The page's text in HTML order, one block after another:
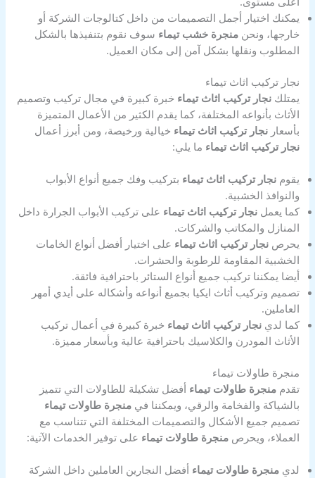
يمكنك اختيار أجمل التصميمات من داخل كتالوجات الشركة أو
خارجها، ونحنمنجرة خشب تيماء سوف نقوم بتنفيذها بالشكل
المطلوب ونقلها بشكل آمن إلى مكان العميل.
نجار تركيب اثاث تيماء
يمتلكنجار تركيب اثاث تيماء خبرة كبيرة في مجال تركيب وتصميم
الأثاث بأنواعه المختلفة، كما يقدم الكثير من الأعمال المتميزة
بأسعارنجار تركيب اثاث تيماء خيالية ورخيصة، ومن أبرز أعمال
نجار تركيب اثاث تيماء ما يلي:
يقومنجار تركيب اثاث تيماء بتركيب وفك جميع أنواع الأبواب
والنوافذ الخشبية.
كما يعملنجار تركيب اثاث تيماء على تركيب الأبواب الجرارة داخل
المنازل والمكاتب والشركات.
يحرصنجار تركيب اثاث تيماء على اختيار أفضل أنواع الخامات
الخشبية المقاومة للرطوبة والحشرات.
أيضا يمكننا تركيب جميع أنواع الستائر باحترافية فائقة.
تصميم وتركيب أثاث ايكيا بجميع أنواعه وأشكاله على أيدي أمهر
العاملين.
كما لدينجار تركيب اثاث تيماء خبرة كبيرة في أعمال تركيب
الأثاث المودرن والكلاسيك باحترافية عالية وبأسعار مميزة.
منجرة طاولات تيماء
تقدممنجرة طاولات تيماء أفضل تشكيلة للطاولات التي تتميز
بالشياكة والفخامة والرقي، ويمكننا فيمنجرة طاولات تيماء
تصميم جميع الأشكال والتصميمات المختلفة التي تتناسب مع
العملاء، ويحرصمنجرة طاولات تيماء على توفير الخدمات الآتية:
لديمنجرة طاولات تيماء أفضل النجارين العاملين داخل الشركة